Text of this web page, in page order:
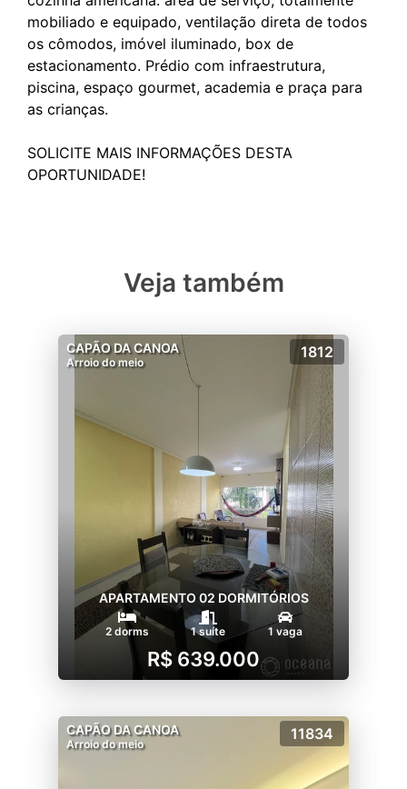
mobiliado e equipado, ventilação direta de todos
os cômodos, imóvel iluminado, box de
estacionamento. Prédio com infraestrutura,
piscina, espaço gourmet, academia e praça para
as crianças.
SOLICITE MAIS INFORMAÇÕES DESTA
Veja também
CAPÃO DA CANOA
Arroio do meio
1812
APARTAMENTO 02 DORMITÓRIOS
2 dorms 1 suíte 1 vaga
R$ 639.000
CAPÃO DA CANOA
Arroio do meio
11834